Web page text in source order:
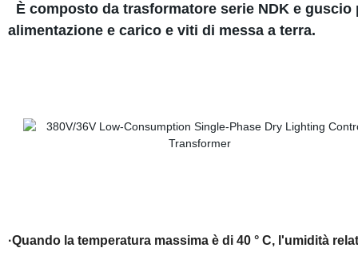
È composto da trasformatore serie NDK e
alimentazione e carico e viti di messa a terra.
·Quando la temperatura massima è di 40 ° C, l'umidità